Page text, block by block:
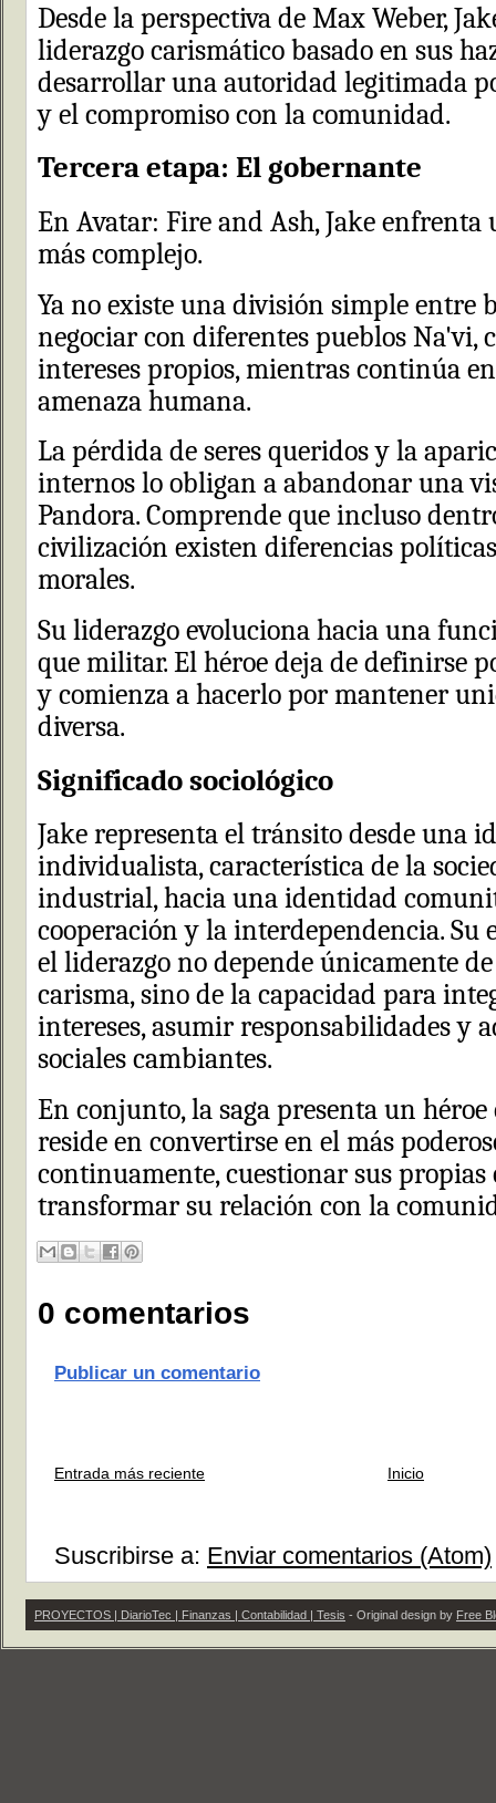
Desde la perspectiva de Max Weber,
liderazgo carismático basado en sus
desarrollar una autoridad legitimada
y el compromiso con la comunidad.
Tercera etapa: El gobernante
En Avatar: Fire and Ash, Jake enfrenta
más complejo.
Ya no existe una división simple entre
negociar con diferentes pueblos Na'vi,
intereses propios, mientras continúa
amenaza humana.
La pérdida de seres queridos y la
internos lo obligan a abandonar una
Pandora. Comprende que incluso
civilización existen diferencias
morales.
Su liderazgo evoluciona hacia una
que militar. El héroe deja de definirse
y comienza a hacerlo por mantener
diversa.
Significado sociológico
Jake representa el tránsito desde una
individualista, característica de la
industrial, hacia una identidad
cooperación y la interdependencia. Su
el liderazgo no depende únicamente
carisma, sino de la capacidad para
intereses, asumir responsabilidades y
sociales cambiantes.
En conjunto, la saga presenta un
reside en convertirse en el más
continuamente, cuestionar sus propias
transformar su relación con la
0 comentarios
Publicar un comentario
Entrada más reciente Inicio
Suscribirse a: Enviar comentarios (Atom)
PROYECTOS | DiarioTec | Finanzas | Contabilidad | Tesis - Original design by Free